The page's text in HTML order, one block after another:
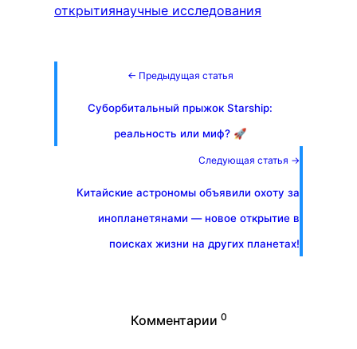
открытиянаучные исследования
← Предыдущая статья
Суборбитальный прыжок Starship:
реальность или миф? 🚀
Следующая статья →
Китайские астрономы объявили охоту за
инопланетянами — новое открытие в
поисках жизни на других планетах!
Комментарии 0